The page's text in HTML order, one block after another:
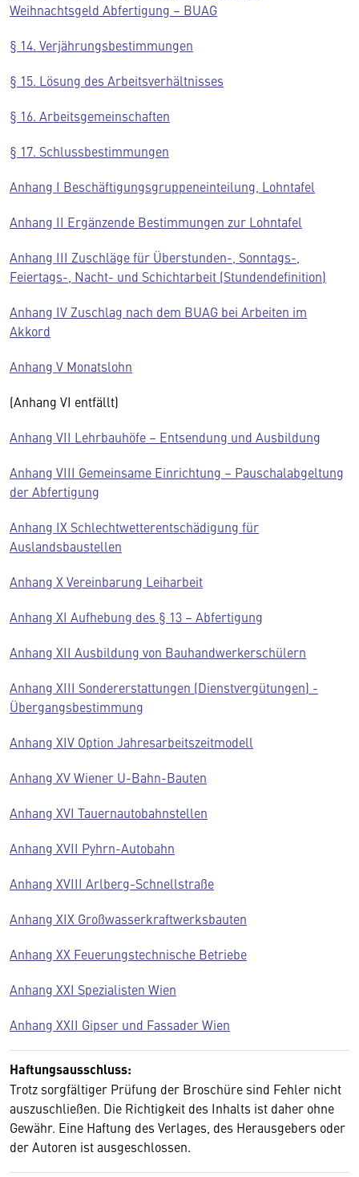
Weihnachtsgeld Abfertigung – BUAG
§ 14. Verjährungsbestimmungen
§ 15. Lösung des Arbeitsverhältnisses
§ 16. Arbeitsgemeinschaften
§ 17. Schlussbestimmungen
Anhang I Beschäftigungsgruppeneinteilung, Lohntafel
Anhang II Ergänzende Bestimmungen zur Lohntafel
Anhang III Zuschläge für Überstunden-, Sonntags-,
Feiertags-, Nacht- und Schichtarbeit (Stundendefinition)
Anhang IV Zuschlag nach dem BUAG bei Arbeiten im
Akkord
Anhang V Monatslohn
(Anhang VI entfällt)
Anhang VII Lehrbauhöfe – Entsendung und Ausbildung
Anhang VIII Gemeinsame Einrichtung – Pauschalabgeltung
der Abfertigung
Anhang IX Schlechtwetterentschädigung für
Auslandsbaustellen
Anhang X Vereinbarung Leiharbeit
Anhang XI Aufhebung des § 13 – Abfertigung
Anhang XII Ausbildung von Bauhandwerkerschülern
Anhang XIII Sondererstattungen (Dienstvergütungen) -
Übergangsbestimmung
Anhang XIV Option Jahresarbeitszeitmodell
Anhang XV Wiener U-Bahn-Bauten
Anhang XVI Tauernautobahnstellen
Anhang XVII Pyhrn-Autobahn
Anhang XVIII Arlberg-Schnellstraße
Anhang XIX Großwasserkraftwerksbauten
Anhang XX Feuerungstechnische Betriebe
Anhang XXI Spezialisten Wien
Anhang XXII Gipser und Fassader Wien
Haftungsausschluss:
Trotz sorgfältiger Prüfung der Broschüre sind Fehler nicht
auszuschließen. Die Richtigkeit des Inhalts ist daher ohne
Gewähr. Eine Haftung des Verlages, des Herausgebers oder
der Autoren ist ausgeschlossen.